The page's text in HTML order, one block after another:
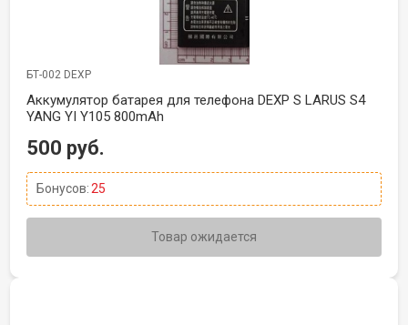
БТ-002 DEXP
Аккумулятор батарея для телефона DEXP S LARUS S4
YANG YI Y105 800mAh
500 руб.
Бонусов:25
Товар ожидается